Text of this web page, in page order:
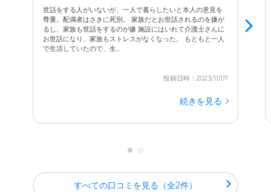
世話をする人がいないが、一人で暮らしたいと本人の意見を
尊重。配偶者はさきに死別。 家族だとお世話されるのを嫌が
るし、家族も世話をするのが嫌 施設にはいれて介護士さんに
お世話になり、家族もストレスがなくなった。 もともと一人
で生活していたので、生...
投稿日時：2023/11/07
続きを見る
すべての口コミを見る（全2件）